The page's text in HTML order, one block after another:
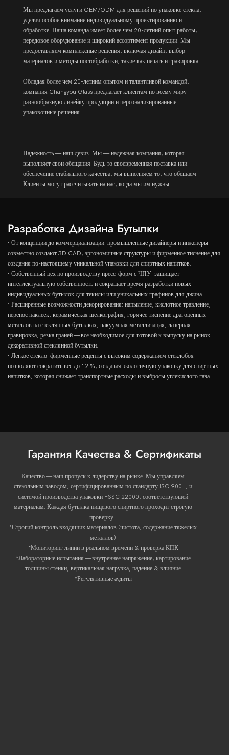
Мы предлагаем услуги OEM/ODM для решений по упаковке стекла,
уделяя особое внимание индивидуальному проектированию и
обработке. Наша команда имеет более чем 20-летний опыт работы,
передовое оборудование и широкий ассортимент продукции. Мы
предоставляем комплексные решения, включая дизайн, выбор
материалов и методы постобработки, такие как печать и гравировка.
Обладая более чем 20-летним опытом и талантливой командой,
компания Changyou Glass предлагает клиентам по всему миру
разнообразную линейку продукции и персонализированные
упаковочные решения.
Надежность — наш девиз. Мы — надежная компания, которая
выполняет свои обещания. Будь то своевременная поставка или
обеспечение стабильного качества, мы выполняем то, что обещаем.
Клиенты могут рассчитывать на нас, когда мы им нужны
Разработка Дизайна Бутылки
· От концепции до коммерциализации: промышленные дизайнеры и инженеры
совместно создают 3D CAD, эргономичные структуры и фирменное тиснение для
создания по-настоящему уникальной упаковки для спиртных напитков.
· Собственный цех по производству пресс-форм с ЧПУ: защищает
интеллектуальную собственность и сокращает время разработки новых
индивидуальных бутылок для текилы или уникальных графинов для джина.
· Расширенные возможности декорирования: напыление, кислотное травление,
перенос наклеек, керамическая шелкография, горячее тиснение драгоценных
металлов на стеклянных бутылках, вакуумная металлизация, лазерная
гравировка, резка граней — все необходимое для готовой к выпуску на рынок
декоративной стеклянной бутылки.
· Легкое стекло: фирменные рецепты с высоким содержанием стеклобоя
позволяют сократить вес до 12 %, создавая экологичную упаковку для спиртных
напитков, которая снижает транспортные расходы и выбросы углекислого газа.
Гарантия Качества & Сертификаты
Качество — наш пропуск к лидерству на рынке. Мы управляем
стекольным заводом, сертифицированным по стандарту ISO 9001, и
системой производства упаковки FSSC 22000, соответствующей
материалам. Каждая бутылка пищевого спиртного проходит строгую
проверку.:
*Строгий контроль входящих материалов (чистота, содержание тяжелых
металлов)
*Мониторинг линии в реальном времени & проверка КПК
*Лабораторные испытания — внутреннее напряжение, картирование
толщины стенки, вертикальная нагрузка, падение & влияние
*Регулятивные аудиты